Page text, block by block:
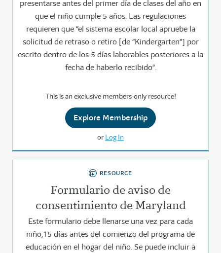
presentarse antes del primer día de clases del año en
que el niño cumple 5 años. Las regulaciones
requieren que “el sistema escolar local apruebe la
solicitud de retraso o retiro [de “Kindergarten”] por
escrito dentro de los 5 días laborables posteriores a la
fecha de haberlo recibido”.
This is an exclusive members-only resource!
Explore Membership
or Log In
RESOURCE
Formulario de aviso de
consentimiento de Maryland
Este formulario debe llenarse una vez para cada
niño,15 días antes del comienzo del programa de
educación en el hogar del niño. Se puede incluir a